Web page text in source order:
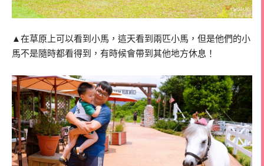
▲在草原上可以看到小馬，這天看到兩匹小馬，但是他們的小
馬不是隨時都看得到，有時候會帶到其他地方休息！